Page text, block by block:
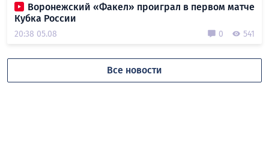
Воронежский «Факел» проиграл в первом матче
Кубка России
20:38 05.08 0 541
Все новости